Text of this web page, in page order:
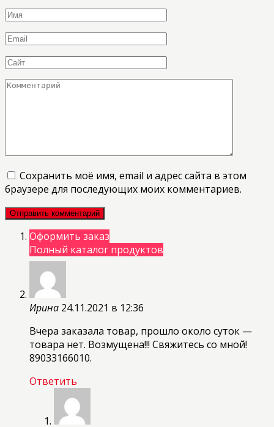
Имя
Email
Сайт
Комментарий
Сохранить моё имя, email и адрес сайта в этом
браузере для последующих моих комментариев.
Оформить заказ
Полный каталог продуктов
Ирина 24.11.2021 в 12:36
Вчера заказала товар, прошло около суток —
товара нет. Возмущена!!! Свяжитесь со мной!
89033166010.
Ответить